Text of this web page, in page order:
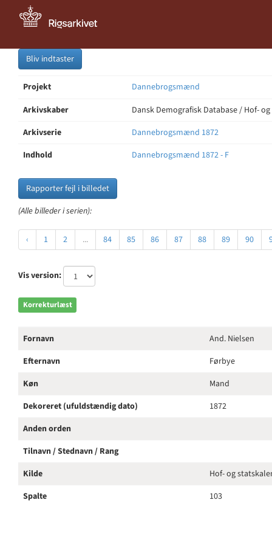
Bliv indtaster
Projekt
Dannebrogsmænd
Arkivskaber
Dansk Demografisk Database / Hof-
Arkivserie
Dannebrogsmænd 1872
Indhold
Dannebrogsmænd 1872 - F
Rapporter fejl i billedet
(Alle billeder i serien):
‹ 1 2 ... 84 85 86 87 88 89 90
Vis version:
Korrekturlæst
Fornavn
And. Nielsen
Efternavn
Førbye
Køn
Mand
Dekoreret (ufuldstændig dato)
1872
Anden orden
Tilnavn / Stednavn / Rang
Kilde
Hof- og
Spalte
103